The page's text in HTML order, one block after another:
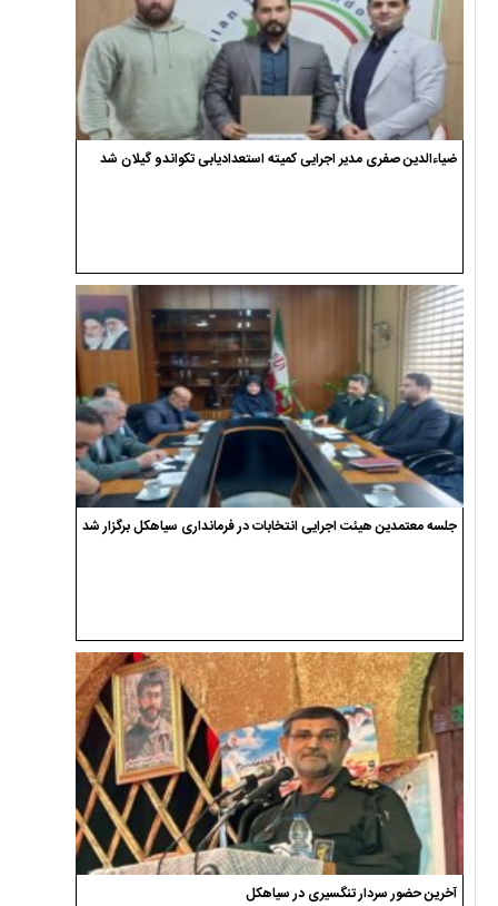
ضیاءالدین صفری مدیر اجرایی کمیته استعدادیابی تکواندو گیلان شد
جلسه معتمدین هیئت اجرایی انتخابات در فرمانداری سیاهکل برگزار شد
آخرین حضور سردار تنگسیری در سیاهکل